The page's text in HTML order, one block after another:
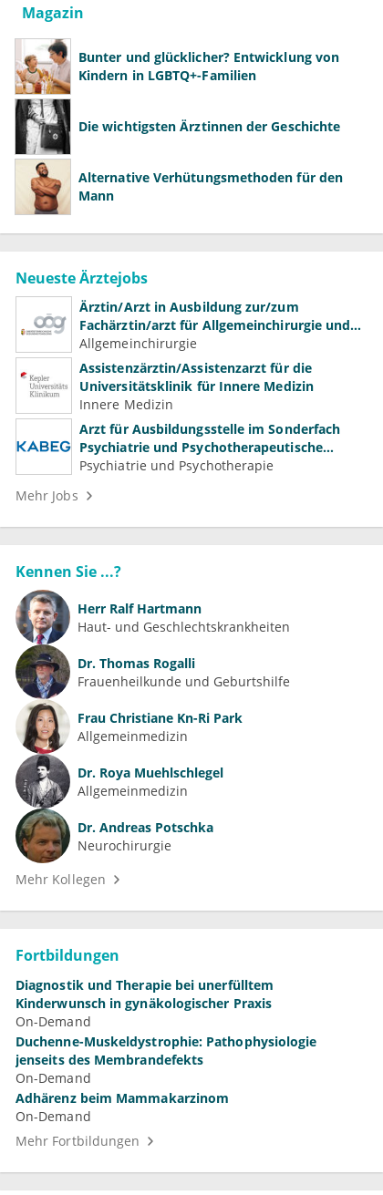
Magazin
Bunter und glücklicher? Entwicklung von
Kindern in LGBTQ+-Familien
Die wichtigsten Ärztinnen der Geschichte
Alternative Verhütungsmethoden für den
Mann
Neueste Ärztejobs
Ärztin/Arzt in Ausbildung zur/zum
Fachärztin/arzt für Allgemeinchirurgie und
Gefäßchirurgie
Allgemeinchirurgie
Assistenzärztin/Assistenzarzt für die
Universitätsklinik für Innere Medizin
Innere Medizin
Arzt für Ausbildungsstelle im Sonderfach
Psychiatrie und Psychotherapeutische
Medizin (m/w/d)
Psychiatrie und Psychotherapie
Mehr Jobs
Kennen Sie ...?
Herr Ralf Hartmann
Haut- und Geschlechtskrankheiten
Dr. Thomas Rogalli
Frauenheilkunde und Geburtshilfe
Frau Christiane Kn-Ri Park
Allgemeinmedizin
Dr. Roya Muehlschlegel
Allgemeinmedizin
Dr. Andreas Potschka
Neurochirurgie
Mehr Kollegen
Fortbildungen
Diagnostik und Therapie bei unerfülltem
Kinderwunsch in gynäkologischer Praxis
On-Demand
Duchenne-Muskeldystrophie: Pathophysiologie
jenseits des Membrandefekts
On-Demand
Adhärenz beim Mammakarzinom
On-Demand
Mehr Fortbildungen